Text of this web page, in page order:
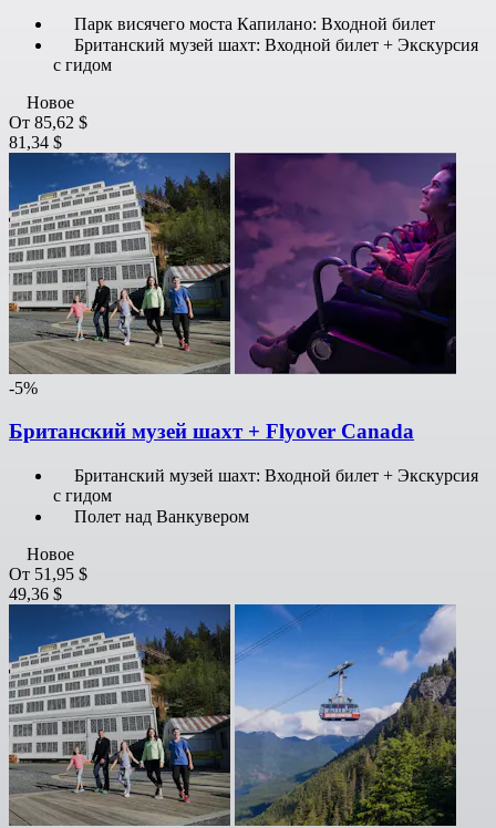
Парк висячего моста Капилано: Входной билет
Британский музей шахт: Входной билет + Экскурсия
с гидом
Новое
От 85,62 $
81,34 $
-5%
Британский музей шахт + Flyover Canada
Британский музей шахт: Входной билет + Экскурсия
с гидом
Полет над Ванкувером
Новое
От 51,95 $
49,36 $